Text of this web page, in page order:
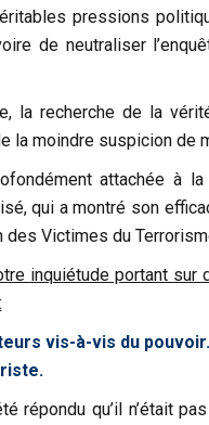
pressions
de neutraliser
la recherche de la
la moindre suspicion de
attachée à
qui a montré son
Victimes du
inquiétude portant sur
vis-à-vis du pouvoir.
répondu qu’il n’était